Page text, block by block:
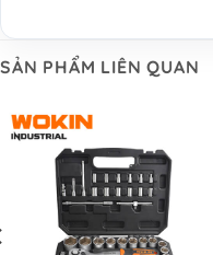
SẢN PHẨM LIÊN QUAN